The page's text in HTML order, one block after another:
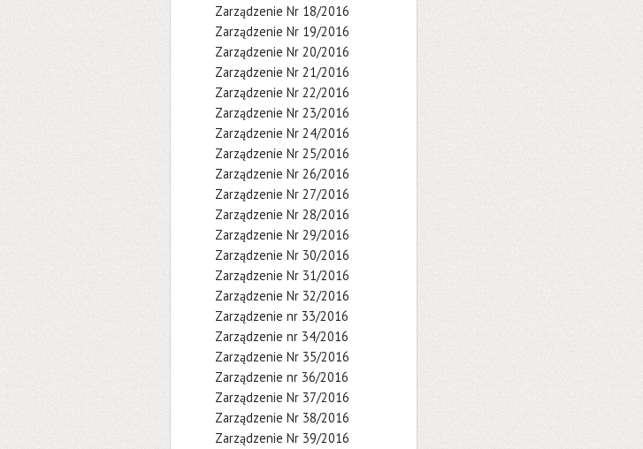
Zarządzenie Nr 18/2016
Zarządzenie Nr 19/2016
Zarządzenie Nr 20/2016
Zarządzenie Nr 21/2016
Zarządzenie Nr 22/2016
Zarządzenie Nr 23/2016
Zarządzenie Nr 24/2016
Zarządzenie Nr 25/2016
Zarządzenie Nr 26/2016
Zarządzenie Nr 27/2016
Zarządzenie Nr 28/2016
Zarządzenie Nr 29/2016
Zarządzenie Nr 30/2016
Zarządzenie Nr 31/2016
Zarządzenie Nr 32/2016
Zarządzenie nr 33/2016
Zarządzenie nr 34/2016
Zarządzenie Nr 35/2016
Zarządzenie nr 36/2016
Zarządzenie Nr 37/2016
Zarządzenie Nr 38/2016
Zarządzenie Nr 39/2016